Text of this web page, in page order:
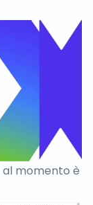
al momento è